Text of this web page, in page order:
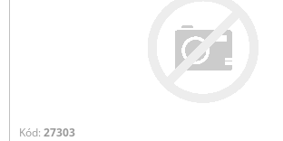
Kód: 27303